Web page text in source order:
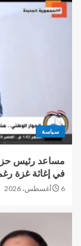
سياسة
مساعد رئيس
في إغاثة غزة
6 أغسطس، 2026